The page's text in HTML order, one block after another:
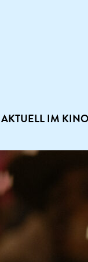
AKTUELL IM KINO